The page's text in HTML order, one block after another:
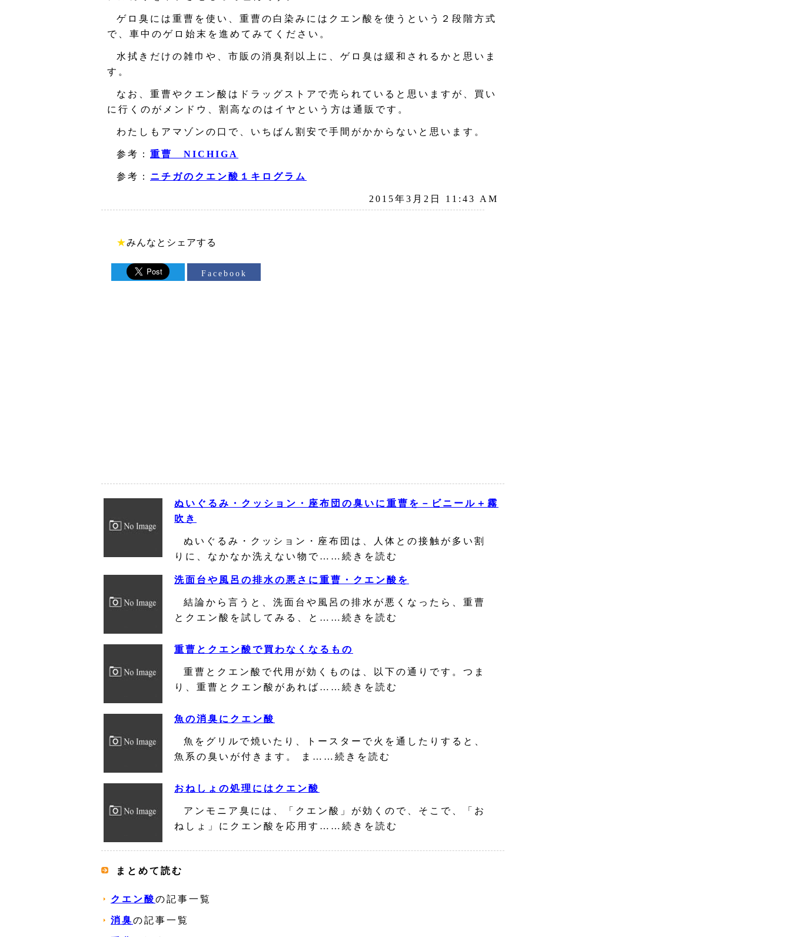
ゲロ臭には重曹を使い、重曹の白染みにはクエン酸を使うという２段階方式
で、車中のゲロ始末を進めてみてください。
水拭きだけの雑巾や、市販の消臭剤以上に、ゲロ臭は緩和されるかと思いま
す。
なお、重曹やクエン酸はドラッグストアで売られていると思いますが、買い
に行くのがメンドウ、割高なのはイヤという方は通販です。
わたしもアマゾンの口で、いちばん割安で手間がかからないと思います。
参考： 重曹 NICHIGA
参考： ニチガのクエン酸１キログラム
2015年3月2日 11:43 AM
★みんなとシェアする
Facebook
ぬいぐるみ・クッション・座布団の臭いに重曹を－ビニール＋霧
吹き
ぬいぐるみ・クッション・座布団は、人体との接触が多い割
りに、なかなか洗えない物で……続きを読む
洗面台や風呂の排水の悪さに重曹・クエン酸を
結論から言うと、洗面台や風呂の排水が悪くなったら、重曹
とクエン酸を試してみる、と……続きを読む
重曹とクエン酸で買わなくなるもの
重曹とクエン酸で代用が効くものは、以下の通りです。つま
り、重曹とクエン酸があれば……続きを読む
魚の消臭にクエン酸
魚をグリルで焼いたり、トースターで火を通したりすると、
魚系の臭いが付きます。 ま……続きを読む
おねしょの処理にはクエン酸
アンモニア臭には、「クエン酸」が効くので、そこで、「お
ねしょ」にクエン酸を応用す……続きを読む
まとめて読む
クエン酸の記事一覧
消臭の記事一覧